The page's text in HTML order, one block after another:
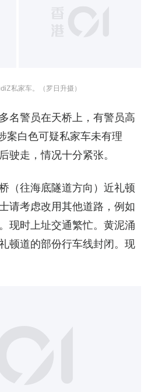
私家车。（罗日升摄）
名警员在天桥上，有警员高
案白色可疑私家车未有理
驶走，情况十分紧张。
（往海底隧道方向）近礼顿
请考虑改用其他道路，例如
现时上址交通繁忙。黄泥涌
顿道的部份行车线封闭。现